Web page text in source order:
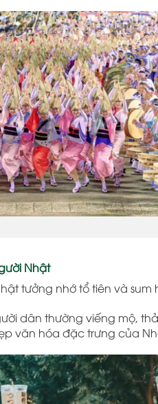
Nhật
tưởng nhớ tổ tiên và sum
dân thường viếng mộ,
văn hóa đặc trưng của